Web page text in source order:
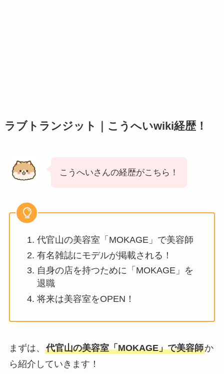
ラブトランジット｜こうへいwiki経歴！
こうへいさんの経歴がこちら！
代官山の美容室「MOKAGE」で美容師
有名雑誌にモデルが掲載される！
自身の店を持つために「MOKAGE」を
退職
将来は美容室をOPEN！
まずは、 代官山の美容室「MOKAGE」で美容師か
ら紹介していきます！